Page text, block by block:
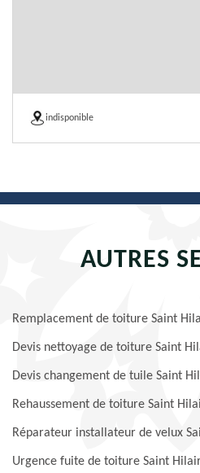
indisponible
AUTRES
Remplacement de toiture Saint
Devis nettoyage de toiture Saint
Devis changement de tuile Saint
Rehaussement de toiture Saint
Réparateur installateur de velux
Urgence fuite de toiture Saint